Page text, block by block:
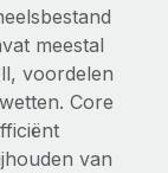
groeiende
voor
meestal
voordelen
Core
van